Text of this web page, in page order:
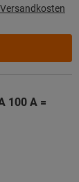
100 A =